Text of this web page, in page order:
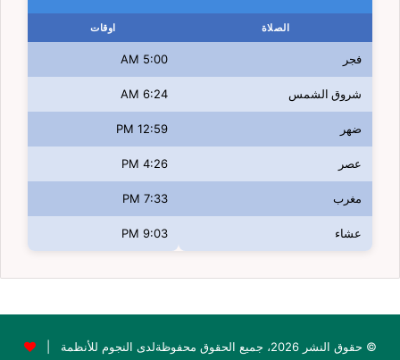
الصلاة اوقات
فجر 5:00 AM
شروق الشمس 6:24 AM
ضهر 12:59 PM
عصر 4:26 PM
مغرب 7:33 PM
عشاء 9:03 PM
© حقوق النشر 2026، جميع الحقوق محفوظةلدى النجوم للأنظمة |